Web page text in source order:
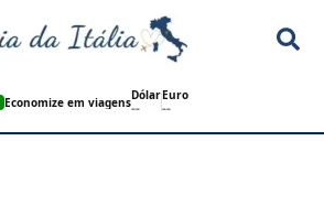
Economize em viagensDólar
--
Euro
--